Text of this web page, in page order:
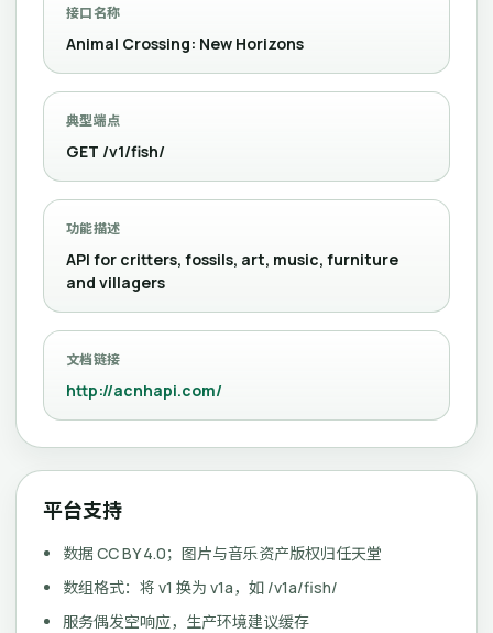
接口名称
Animal Crossing: New Horizons
典型端点
GET /v1/fish/
功能描述
API for critters, fossils, art, music, furniture
and villagers
文档链接
http://acnhapi.com/
平台支持
数据 CC BY 4.0；图片与音乐资产版权归任天堂
数组格式：将 v1 换为 v1a，如 /v1a/fish/
服务偶发空响应，生产环境建议缓存